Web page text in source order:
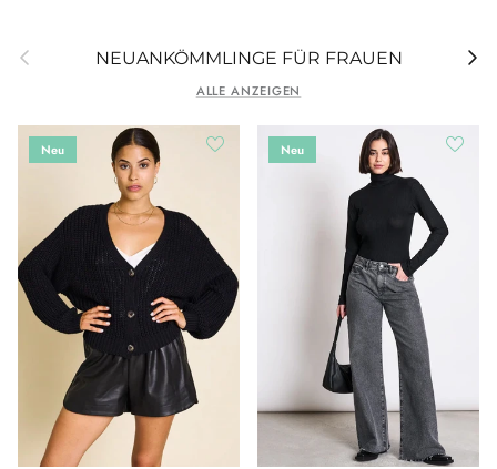
Vorherige NEUANKÖMMLINGE FÜR FRAUEN
ALLE ANZEIGEN
Neu Neu